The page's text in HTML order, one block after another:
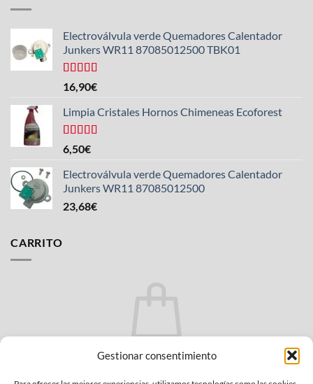
Gestionar consentimiento
Electroválvula verde Quemadores Calentador
Junkers WR11 87085012500 TBK01
Valorado
con
de 5
16,90€
Limpia Cristales Hornos Chimeneas Ecoforest
Valorado
con
de 5
6,50€
Electroválvula verde Quemadores Calentador
Junkers WR11 87085012500
23,68€
CARRITO
No hay productos en el carrito.